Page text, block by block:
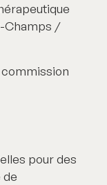
Champs /
commission
pour des
de